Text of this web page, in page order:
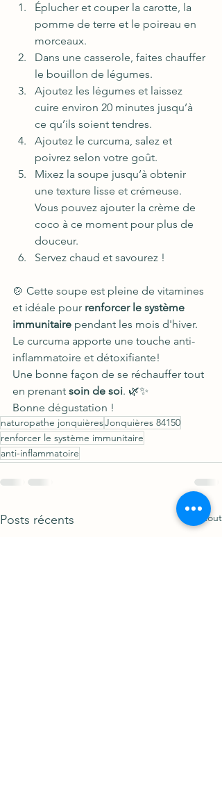
Éplucher et couper la carotte, la
pomme de terre et le poireau en
morceaux.
Dans une casserole, faites chauffer
le bouillon de légumes.
Ajoutez les légumes et laissez
cuire environ 20 minutes jusqu’à
ce qu’ils soient tendres.
Ajoutez le curcuma, salez et
poivrez selon votre goût.
Mixez la soupe jusqu’à obtenir
une texture lisse et crémeuse.
Vous pouvez ajouter la crème de
coco à ce moment pour plus de
douceur.
Servez chaud et savourez !
🍲 Cette soupe est pleine de vitamines
et idéale pour renforcer le système
immunitaire pendant les mois d'hiver.
Le curcuma apporte une touche anti-
inflammatoire et détoxifiante!
Une bonne façon de se réchauffer tout
en prenant soin de soi. 🌿✨
Bonne dégustation !
naturopathe jonquièresJonquières 84150
renforcer le système immunitaire
anti-inflammatoire
Posts récents Voir tout